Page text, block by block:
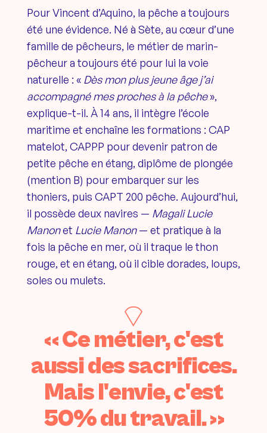
Pour Vincent d’Aquino, la pêche a toujours
été une évidence. Né à Sète, au cœur d’une
famille de pêcheurs, le métier de marin-
pêcheur a toujours été pour lui la voie
naturelle : « Dès mon plus jeune âge j’ai
accompagné mes proches à la pêche»,
explique-t-il. À 14 ans, il intègre l’école
maritime et enchaîne les formations : CAP
matelot, CAPPP pour devenir patron de
petite pêche en étang, diplôme de plongée
(mention B) pour embarquer sur les
thoniers, puis CAPT 200 pêche. Aujourd’hui,
il possède deux navires — Magali Lucie
Manonet Lucie Manon— et pratique à la
fois la pêche en mer, où il traque le thon
rouge, et en étang, où il cible dorades, loups,
soles ou mulets.
« Ce métier, c'est
aussi des sacrifices.
Mais l'envie, c'est
50% du travail. »